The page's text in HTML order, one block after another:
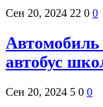
Сен 20, 2024 22 0 0
автобус
Сен 20, 2024 5 0 0